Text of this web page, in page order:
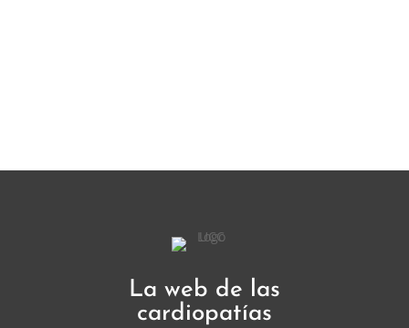
La web de las
cardiopatías